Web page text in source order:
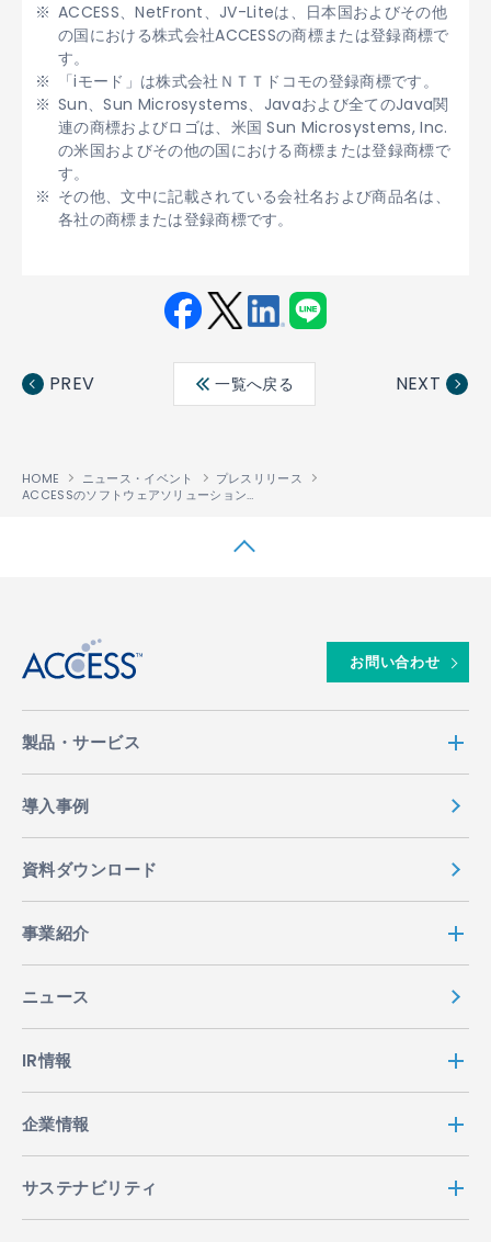
ACCESS、NetFront、JV-Liteは、日本国およびその他
の国における株式会社ACCESSの商標または登録商標で
す。
「iモード」は株式会社ＮＴＴドコモの登録商標です。
Sun、Sun Microsystems、Javaおよび全てのJava関
連の商標およびロゴは、米国 Sun Microsystems, Inc.
の米国およびその他の国における商標または登録商標で
す。
その他、文中に記載されている会社名および商品名は、
各社の商標または登録商標です。
ebo ter
edin
PREV 一覧へ戻る NEXT
HOME ニュース・イベント
プレスリリース
ACCESSのソフトウェアソリューションが、O2の英国とアイルランドでの新たなiモード
お問い合わせ
製品・サービス
導入事例
資料ダウンロード
事業紹介
ニュース
IR情報
企業情報
サステナビリティ